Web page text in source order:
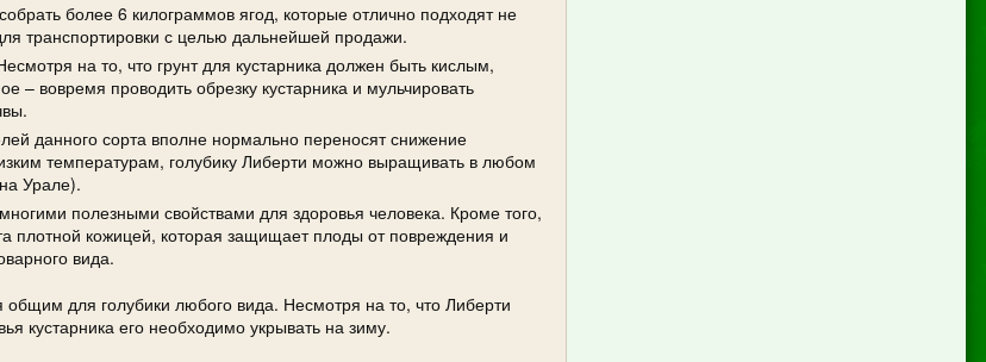
более 6 килограммов ягод, которые отлично подходят не
транспортировки с целью дальнейшей продажи.
на то, что грунт для кустарника должен быть кислым,
– вовремя проводить обрезку кустарника и мульчировать
данного сорта вполне нормально переносят снижение
температурам, голубику Либерти можно выращивать в любом
Урале).
полезными свойствами для здоровья человека. Кроме того,
плотной кожицей, которая защищает плоды от повреждения и
вида.
для голубики любого вида. Несмотря на то, что Либерти
кустарника его необходимо укрывать на зиму.